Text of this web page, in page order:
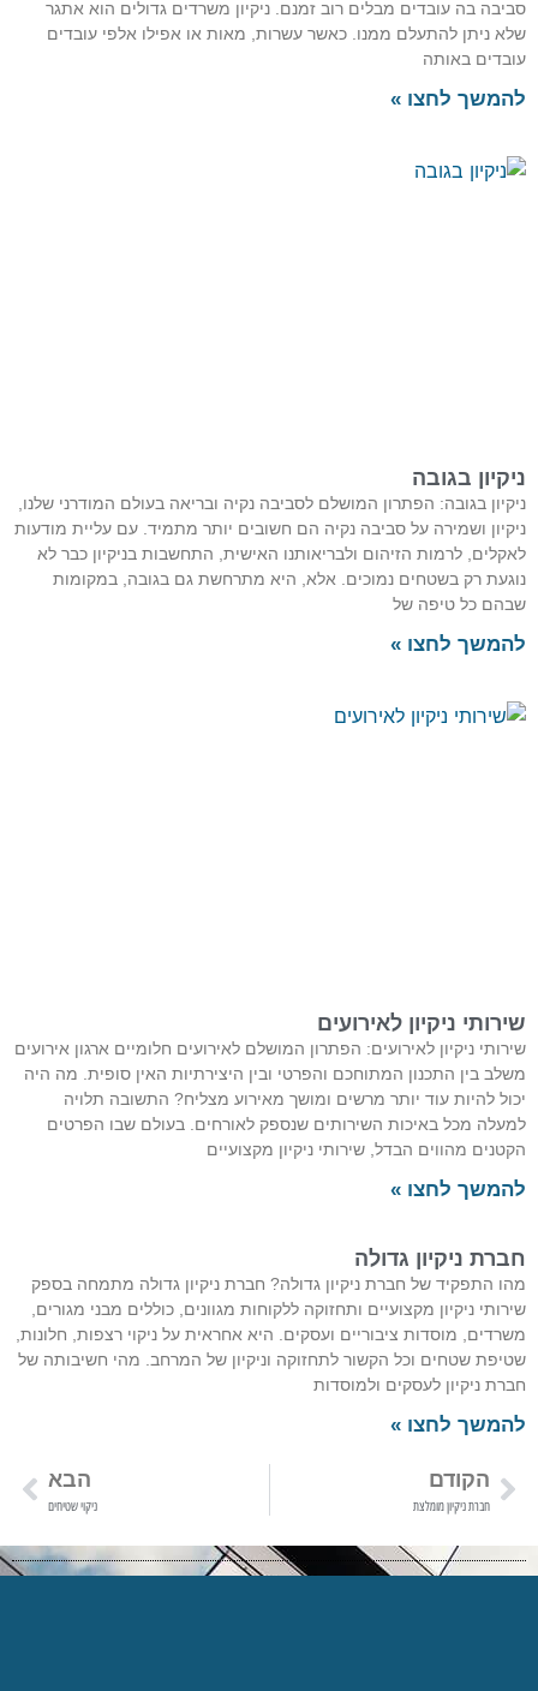
סביבה בה עובדים מבלים רוב זמנם. ניקיון משרדים גדולים הוא אתגר
שלא ניתן להתעלם ממנו. כאשר עשרות, מאות או אפילו אלפי עובדים
עובדים באותה
להמשך לחצו »
ניקיון בגובה
ניקיון בגובה: הפתרון המושלם לסביבה נקיה ובריאה בעולם המודרני שלנו,
ניקיון ושמירה על סביבה נקיה הם חשובים יותר מתמיד. עם עליית מודעות
לאקלים, לרמות הזיהום ולבריאותנו האישית, התחשבות בניקיון כבר לא
נוגעת רק בשטחים נמוכים. אלא, היא מתרחשת גם בגובה, במקומות
שבהם כל טיפה של
להמשך לחצו »
שירותי ניקיון לאירועים
שירותי ניקיון לאירועים: הפתרון המושלם לאירועים חלומיים ארגון אירועים
משלב בין התכנון המתוחכם והפרטי ובין היצירתיות האין סופית. מה היה
יכול להיות עוד יותר מרשים ומושך מאירוע מצליח? התשובה תלויה
למעלה מכל באיכות השירותים שנספק לאורחים. בעולם שבו הפרטים
הקטנים מהווים הבדל, שירותי ניקיון מקצועיים
להמשך לחצו »
חברת ניקיון גדולה
מהו התפקיד של חברת ניקיון גדולה? חברת ניקיון גדולה מתמחה בספק
שירותי ניקיון מקצועיים ותחזוקה ללקוחות מגוונים, כוללים מבני מגורים,
משרדים, מוסדות ציבוריים ועסקים. היא אחראית על ניקוי רצפות, חלונות,
שטיפת שטחים וכל הקשור לתחזוקה וניקיון של המרחב. מהי חשיבותה של
חברת ניקיון לעסקים ולמוסדות
להמשך לחצו »
הקודם
חברת ניקיון מומלצת
הבא
ניקוי שטיחים